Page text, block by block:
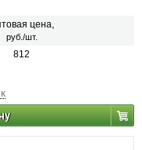
цена,
руб./шт.
812